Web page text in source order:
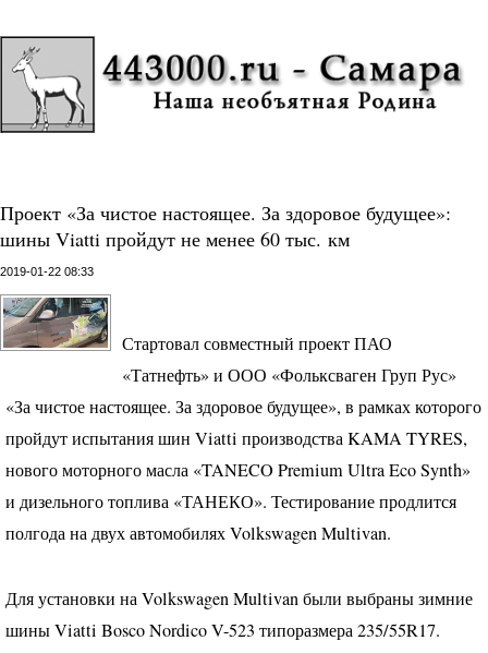
Проект «За чистое настоящее. За здоровое будущее»:
шины Viatti пройдут не менее 60 тыс. км
2019-01-22 08:33
Стартовал совместный проектПАО
«Татнефть» и ООО «Фольксваген Груп Рус»
«За чистое настоящее. За здоровое будущее», в рамках которого
пройдут испытания шин Viatti производстваKAMATYRES,
нового моторного масла «TANECO Premium Ultra Eco Synth»
и дизельного топлива «ТАНЕКО». Тестирование продлится
полгода на двух автомобилях Volkswagen Multivan.
Для установки на Volkswagen Multivan были выбраны зимние
шины Viatti Bosco Nordico V-523 типоразмера 235/55R17.